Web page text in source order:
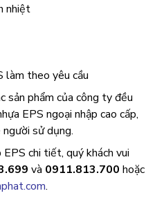
nhiệt
làm theo yêu cầu
sản phẩm của công ty đều
EPS ngoại nhập cao cấp,
sử dụng.
chi tiết, quý khách vui
và 0911.813.700 hoặc
.